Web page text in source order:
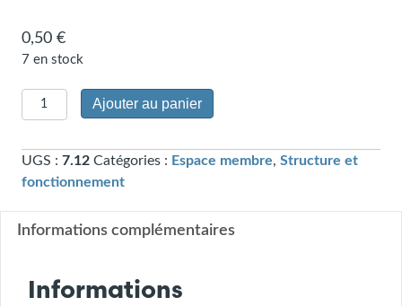
0,50 €
7 en stock
quantité
de
Anon
d'hier
aujourd'hui,
historique
Ajouter au panier
UGS : 7.12 Catégories : Espace membre, Structure et
fonctionnement
Informations complémentaires
Informations